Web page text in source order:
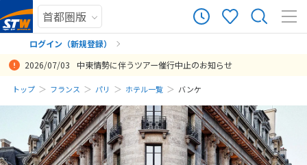
ログイン（新規登録）
まだ履歴がありません
まだ登録がありません
2026/07/03 中東情勢に伴うツアー催行中止のお知らせ
トップ フランス パリ ホテル一覧 バンケ